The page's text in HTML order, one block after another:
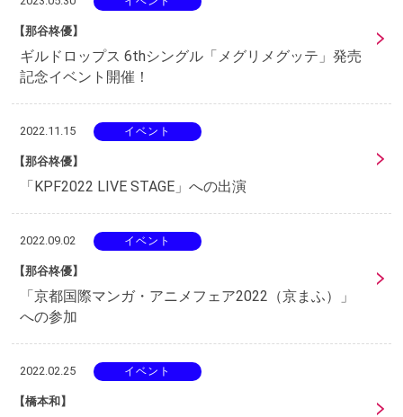
【那谷柊優】
ギルドロップス 6thシングル「メグリメグッテ」発売
記念イベント開催！
2022.11.15 イベント
【那谷柊優】
「KPF2022 LIVE STAGE」への出演
2022.09.02 イベント
【那谷柊優】
「京都国際マンガ・アニメフェア2022（京まふ）」
への参加
2022.02.25 イベント
【橋本和】